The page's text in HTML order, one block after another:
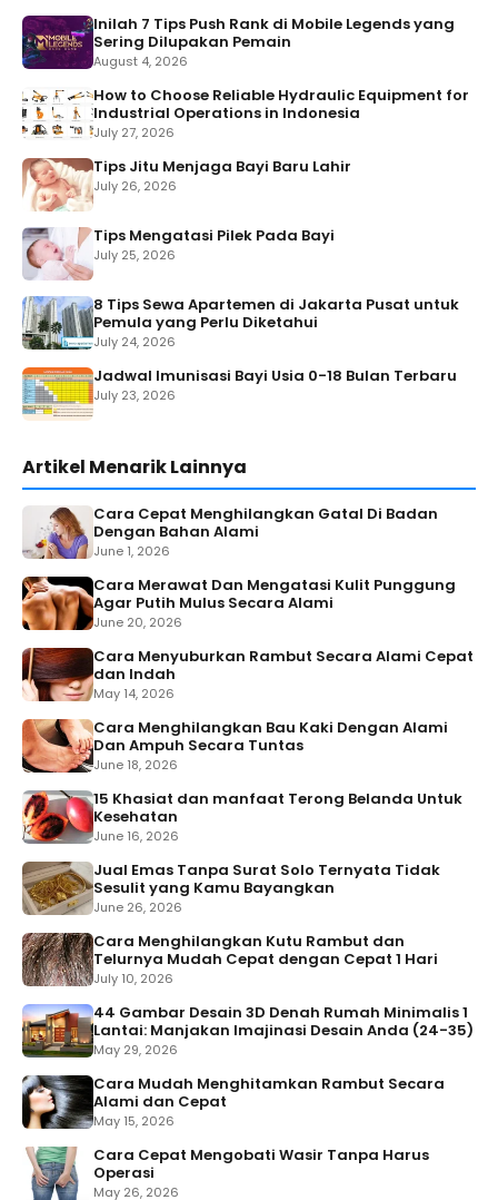
Inilah 7 Tips Push Rank di Mobile Legends yang
Sering Dilupakan Pemain
August 4, 2026
How to Choose Reliable Hydraulic Equipment for
Industrial Operations in Indonesia
July 27, 2026
Tips Jitu Menjaga Bayi Baru Lahir
July 26, 2026
Tips Mengatasi Pilek Pada Bayi
July 25, 2026
8 Tips Sewa Apartemen di Jakarta Pusat untuk
Pemula yang Perlu Diketahui
July 24, 2026
Jadwal Imunisasi Bayi Usia 0-18 Bulan Terbaru
July 23, 2026
Artikel Menarik Lainnya
Cara Cepat Menghilangkan Gatal Di Badan
Dengan Bahan Alami
June 1, 2026
Cara Merawat Dan Mengatasi Kulit Punggung
Agar Putih Mulus Secara Alami
June 20, 2026
Cara Menyuburkan Rambut Secara Alami Cepat
dan Indah
May 14, 2026
Cara Menghilangkan Bau Kaki Dengan Alami
Dan Ampuh Secara Tuntas
June 18, 2026
15 Khasiat dan manfaat Terong Belanda Untuk
Kesehatan
June 16, 2026
Jual Emas Tanpa Surat Solo Ternyata Tidak
Sesulit yang Kamu Bayangkan
June 26, 2026
Cara Menghilangkan Kutu Rambut dan
Telurnya Mudah Cepat dengan Cepat 1 Hari
July 10, 2026
44 Gambar Desain 3D Denah Rumah Minimalis 1
Lantai: Manjakan Imajinasi Desain Anda (24-35)
May 29, 2026
Cara Mudah Menghitamkan Rambut Secara
Alami dan Cepat
May 15, 2026
Cara Cepat Mengobati Wasir Tanpa Harus
Operasi
May 26, 2026